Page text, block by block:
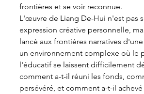
frontières et se voir reconnue.
L'œuvre de Liang De-Hui n'est pas
expression créative personnelle,
lancé aux frontières narratives
un environnement complexe où le
l'éducatif se laissent difficilement
comment a-t-il réuni les fonds,
persévéré, et comment a-t-il